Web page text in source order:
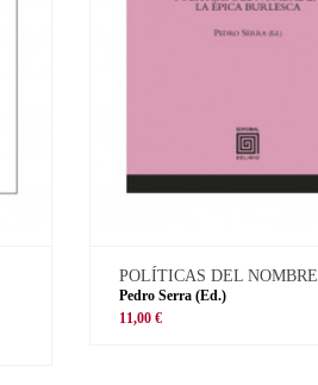
POLÍTICAS DEL NOMBRE
Pedro Serra (Ed.)
11,00 €